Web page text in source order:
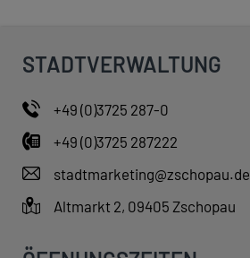
STADTVERWALTUNG
+49 (0)3725 287-0
+49 (0)3725 287222
stadtmarketing@zschopau.de
Altmarkt 2, 09405 Zschopau